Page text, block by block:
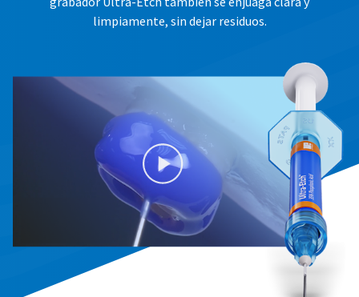
limpiamente, sin dejar residuos.